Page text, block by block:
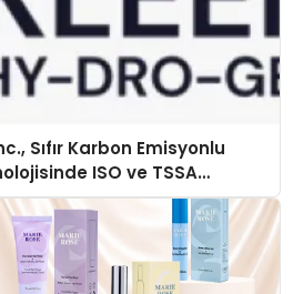
Sıfır Karbon Emisyonlu
ISO ve TSSA
Aldı